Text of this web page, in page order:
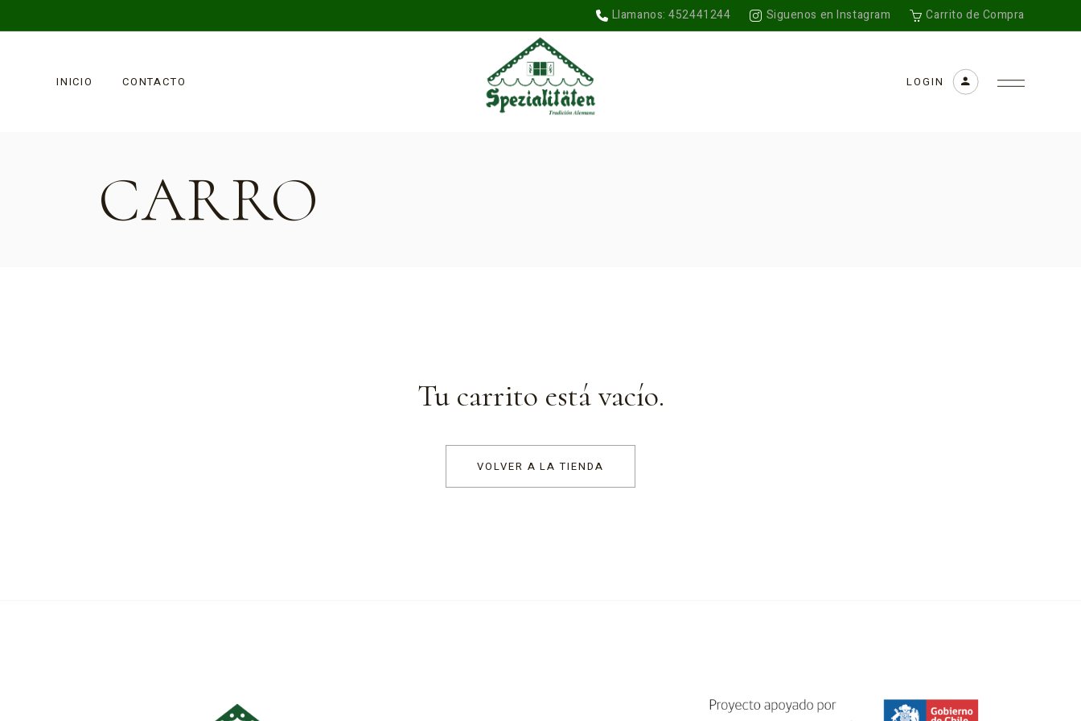
Llamanos: 452441244 Siguenos en Instagram Carrito de Compra
INICIO CONTACTO LOGIN
CARRO
Tu carrito está vacío.
VOLVER A LA TIENDA